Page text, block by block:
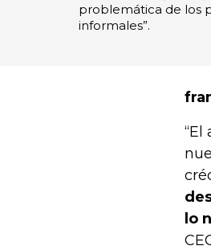
problemática de los
informales”.
“El
lo